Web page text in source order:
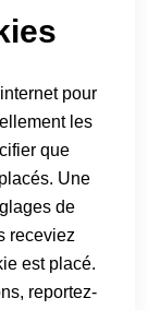
pour
les
que
Une
de
receviez
est placé.
reportez-